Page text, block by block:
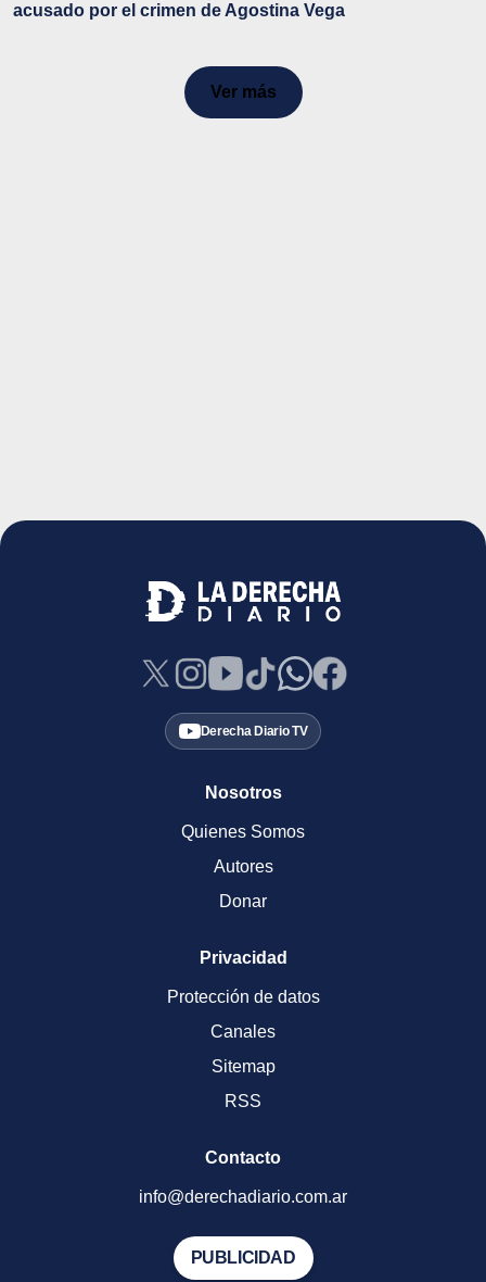
acusado por el crimen de Agostina Vega
Ver más
Derecha Diario TV
Nosotros
Quienes Somos
Autores
Donar
Privacidad
Protección de datos
Canales
Sitemap
RSS
Contacto
info@derechadiario.com.ar
PUBLICIDAD